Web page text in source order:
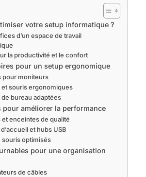
votre setup informatique ?
d’un espace de travail
la productivité et le confort
pour un setup ergonomique
pour moniteurs
et souris ergonomiques
de bureau adaptées
pour améliorer la performance
et enceintes de qualité
et hubs USB
souris optimisés
pour une organisation
de câbles